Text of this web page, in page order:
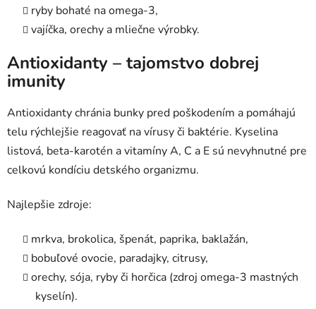
ryby bohaté na omega-3,
vajíčka, orechy a mliečne výrobky.
Antioxidanty – tajomstvo dobrej
imunity
Antioxidanty chránia bunky pred poškodením a pomáhajú
telu rýchlejšie reagovať na vírusy či baktérie. Kyselina
listová, beta-karotén a vitamíny A, C a E sú nevyhnutné pre
celkovú kondíciu detského organizmu.
Najlepšie zdroje:
mrkva, brokolica, špenát, paprika, baklažán,
bobuľové ovocie, paradajky, citrusy,
orechy, sója, ryby či horčica (zdroj omega-3 mastných
kyselín).